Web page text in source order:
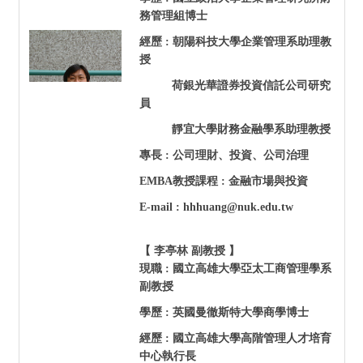
務管理組博士
經歷 : 朝陽科技大學企業管理系助理教
授
荷銀光華證券投資信託公司研究
員
靜宜大學財務金融學系助理教授
專長 : 公司理財、投資、公司治理
EMBA教授課程 : 金融市場與投資
E-mail : hhhuang@nuk.edu.tw
【 李亭林 副教授 】
現職 : 國立高雄大學亞太工商管理學系
副教授
學歷 : 英國曼徹斯特大學商學博士
經歷 : 國立高雄大學高階管理人才培育
中心執行長